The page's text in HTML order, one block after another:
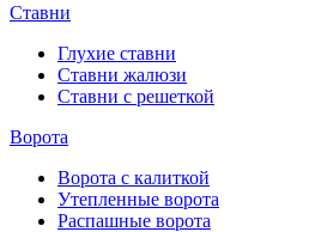
Ставни
Глухие ставни
Ставни жалюзи
Ставни с решеткой
Ворота
Ворота с калиткой
Утепленные ворота
Распашные ворота